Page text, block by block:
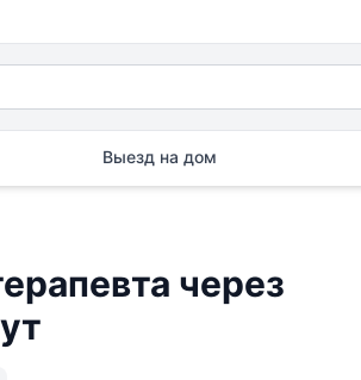
Выезд на дом
через